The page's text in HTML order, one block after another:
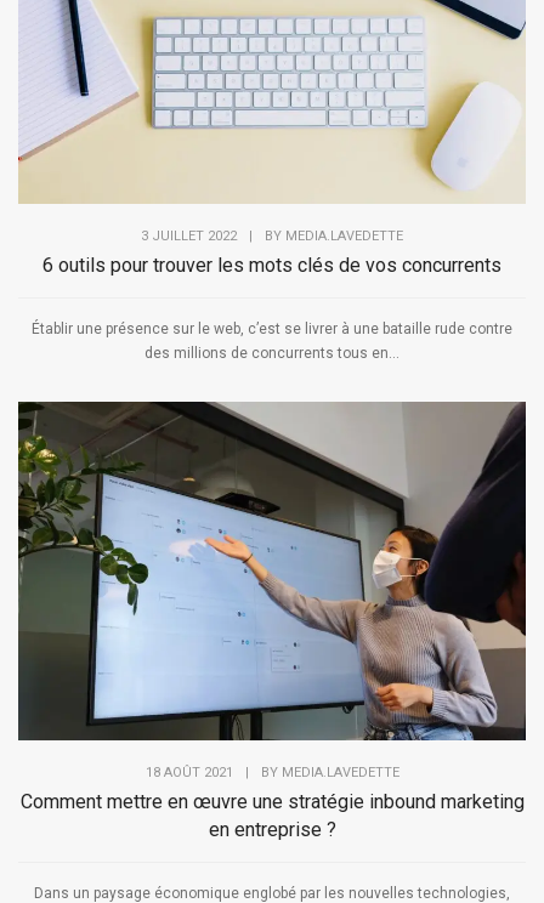
3 JUILLET 2022 BY MEDIA.LAVEDETTE
6 outils pour trouver les mots clés de vos concurrents
Établir une présence sur le web, c’est se livrer à une bataille rude contre
des millions de concurrents tous en...
18 AOÛT 2021 | BY MEDIA.LAVEDETTE
Comment mettre en œuvre une stratégie inbound marketing
en entreprise ?
Dans un paysage économique englobé par les nouvelles technologies,